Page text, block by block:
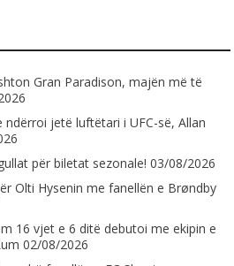
Gran Paradison, majën më të
jetë luftëtari i UFC-së, Allan
për biletat sezonale! 03/08/2026
Olti Hysenin me fanellën e Brøndby
16 vjet e 6 ditë debutoi me ekipin e
02/08/2026